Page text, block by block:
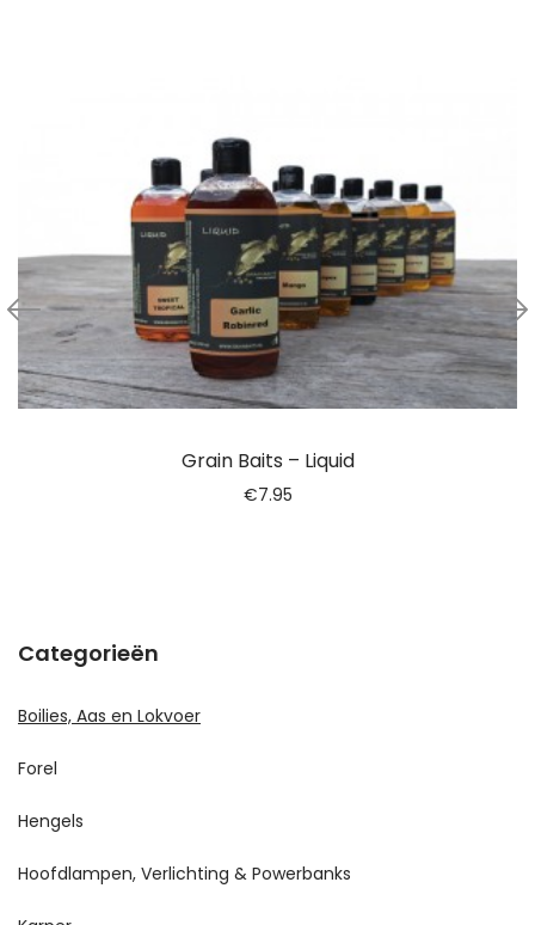
Grain Baits – Liquid
€7.95
Categorieën
Boilies, Aas en Lokvoer
Forel
Hengels
Hoofdlampen, Verlichting & Powerbanks